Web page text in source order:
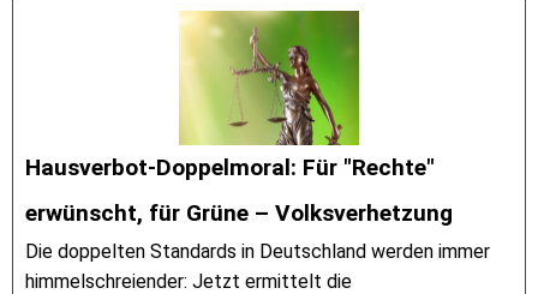
Hausverbot-Doppelmoral: Für "Rechte"
erwünscht, für Grüne – Volksverhetzung
Die doppelten Standards in Deutschland werden immer
himmelschreiender: Jetzt ermittelt die